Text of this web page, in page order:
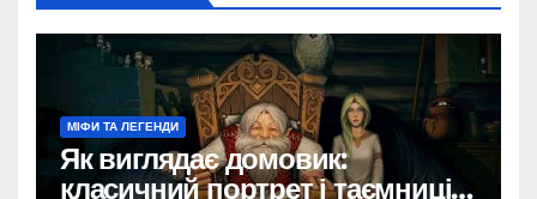
МІФИ ТА ЛЕГЕНДИ
Як виглядає домовик:
класичний портрет і таємниці